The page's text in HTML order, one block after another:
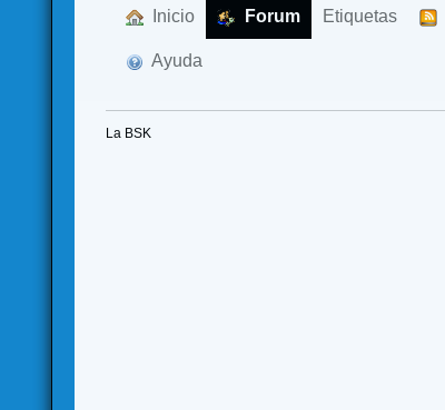
Inicio Forum Etiquetas
Ayuda
La BSK